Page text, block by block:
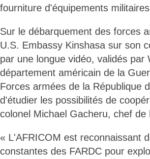
fourniture d'équipements
Sur le débarquement des forces
U.S. Embassy Kinshasa sur son
par une longue vidéo, validés
département américain de la
Forces armées de la République
d'étudier les possibilités de
colonel Michael Gacheru, chef
« L'AFRICOM est reconnaissant
constantes des FARDC pour